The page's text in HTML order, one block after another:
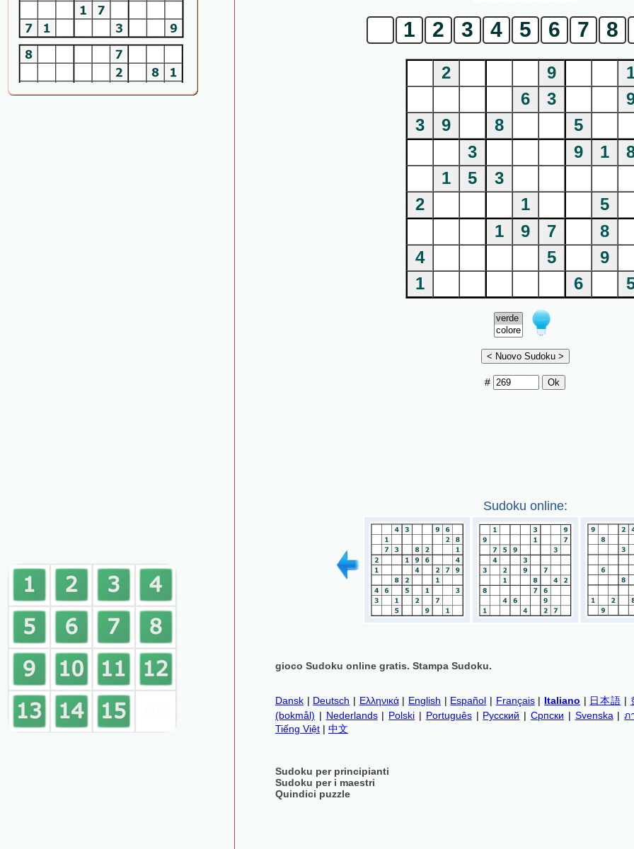
1 2 3 4 5 6 7 8
2 9
6
3
3
9 8
5
3
9 1
1
5
3
2
1
5
1
9 7
8
4
5
9
1
6
#
Sudoku online:
gioco Sudoku online gratis. Stampa Sudoku.
Dansk | Deutsch | Ελληνικά| English | Español | Français| Italiano | 日本語 |
(bokmål) | Nederlands| Polski | Português| Русский | Српски | Svenska |ภ
Tiếng Việt | 中文
Sudoku per principianti
Sudoku per i maestri
Quindici puzzle